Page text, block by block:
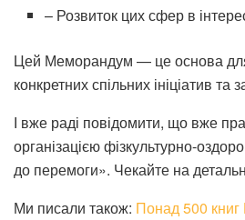
– Розвиток цих сфер в
Цей Меморандум — це основа
конкретних спільних ініціатив та
І вже раді повідомити, що вже
організацією фізкультурно-
до перемоги». Чекайте на
Ми писали також: Понад 500